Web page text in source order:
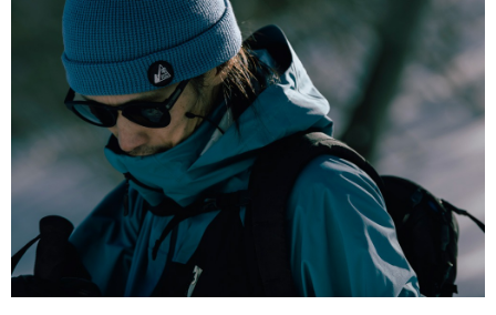
台灣樂天信用卡公司
１．簡單：不需註冊會員、不需綁卡、不需儲值。
２．便利：只要手機號碼，簡訊認證，即可結帳。
３．安心：先確認商品／服務後，再付款。
【「AFTEE先享後付」結帳流程】
１．於結帳方式選擇「AFTEE先享後付」後，將跳轉至「AFTEE先享後付」
結帳頁面，進行簡訊認證並確認金額後，即可完成結帳。
２．訂單成立數日內，您將收到繳費通知簡訊。
３．收到繳費通知簡訊後14天內，點擊此簡訊中的連結，可透過四大超商／
ATM／網路銀行／等多元方式進行付款，方視為交易完成。
※ 請注意：結帳手續完成當下不需立刻繳費，但若您需要取消訂單，請聯絡
購買商品的店家。未經商家同意取消之訂單仍視為有效，需透過AFTEE先享
後付繳納相關費用。
※ 交易是否成功請以「AFTEE先享後付 」之結帳頁面顯示為準，若有關於
是否繳費成功／繳費後需取消欲退款等相關疑問，請聯繫「AFTEE先享後付
每筆NT$100，滿NT$2,000(含以上)免運費